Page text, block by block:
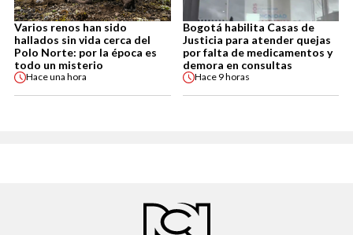
Varios renos han sido
hallados sin vida cerca del
Polo Norte: por la época es
todo un misterio
Haceuna hora
Bogotá habilita Casas de
Justicia para atender quejas
por falta de medicamentos y
demora en consultas
Hace 9 horas